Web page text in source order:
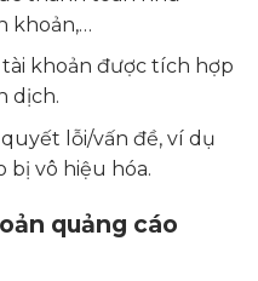
khoản,…
khoản được tích hợp
dịch.
lỗi/vấn đề, ví dụ
bị vô hiệu hóa.
quảng cáo